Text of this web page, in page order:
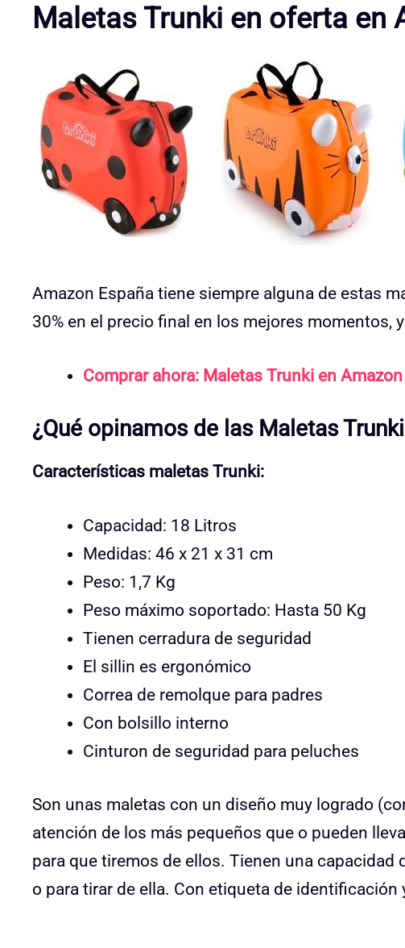
Maletas Trunki en oferta en
Amazon España tiene siempre alguna de estas
30% en el precio final en los mejores momentos,
Comprar ahora: Maletas Trunki en
¿Qué opinamos de las Maletas
Características maletas Trunki:
Capacidad: 18 Litros
Medidas: 46 x 21 x 31 cm
Peso: 1,7 Kg
Peso máximo soportado: Hasta 50 Kg
Tienen cerradura de seguridad
El sillin es ergonómico
Correa de remolque para padres
Con bolsillo interno
Cinturon de seguridad para peluches
Son unas maletas con un diseño muy logrado
atención de los más pequeños que o pueden
para que tiremos de ellos. Tienen una
o para tirar de ella. Con etiqueta de identificación